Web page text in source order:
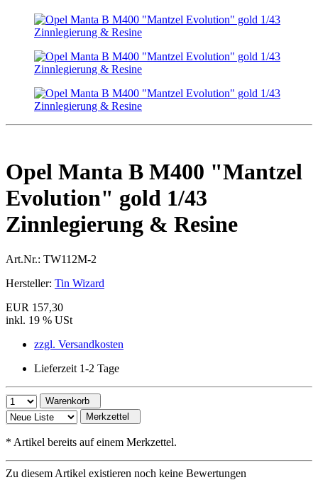
Opel Manta B M400 "Mantzel
Evolution" gold 1/43
Zinnlegierung & Resine
Art.Nr.: TW112M-2
Hersteller: Tin Wizard
EUR 157,30
inkl. 19 % USt
zzgl. Versandkosten
Lieferzeit 1-2 Tage
Warenkorb
Merkzettel
* Artikel bereits auf einem Merkzettel.
Zu diesem Artikel existieren noch keine Bewertungen